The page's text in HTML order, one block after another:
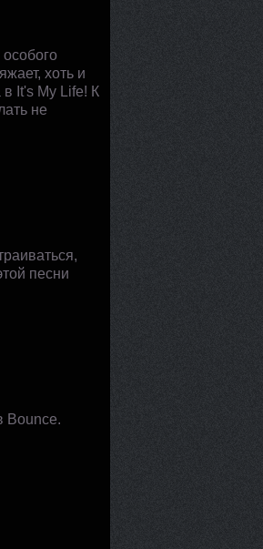
хоть и
в It's My Life! К
не
песни
Bounce.